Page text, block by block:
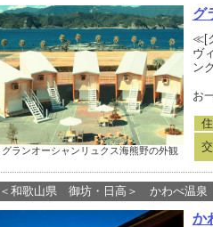
グランオーシャンリュクス海熊野の外観
グ
≪[
ヴ
ン
お
＜和歌山県 御坊・日高＞ かわべ温
か